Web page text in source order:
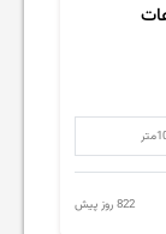
متر
822 روز پیش